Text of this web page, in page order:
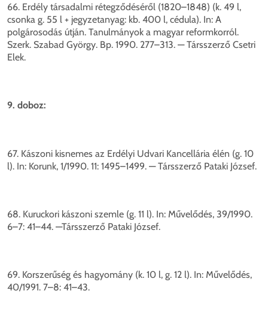
66. Erdély társadalmi rétegződéséről (1820–1848) (k. 49 l,
csonka g. 55 l + jegyzetanyag: kb. 400 l, cédula). In: A
polgárosodás útján. Tanulmányok a magyar reformkorról.
Szerk. Szabad György. Bp. 1990. 277–313. — Társszerző Csetri
Elek.
9. doboz:
67. Kászoni kisnemes az Erdélyi Udvari Kancellária élén (g. 10
l). In: Korunk, 1/1990. 11: 1495–1499. — Társszerző Pataki József.
68. Kuruckori kászoni szemle (g. 11 l). In: Művelődés, 39/1990.
6–7: 41–44. —Társszerző Pataki József.
69. Korszerűség és hagyomány (k. 10 l, g. 12 l). In: Művelődés,
40/1991. 7–8: 41–43.